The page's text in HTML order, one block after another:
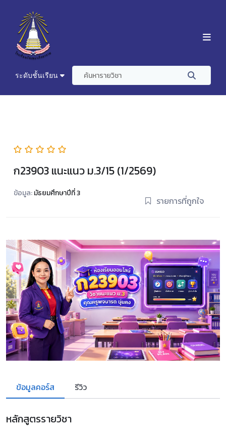
ระดับชั้นเรียน
ก23903 แนะแนว ม.3/15 (1/2569)
ข้อมูล:มัธยมศึกษาปีที่ 3
รายการที่ถูกใจ
ข้อมูลคอร์ส รีวิว
หลักสูตรรายวิชา